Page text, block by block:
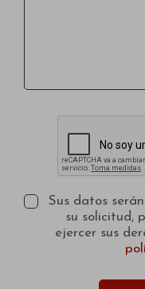
Sus datos
su solicitud,
ejercer sus